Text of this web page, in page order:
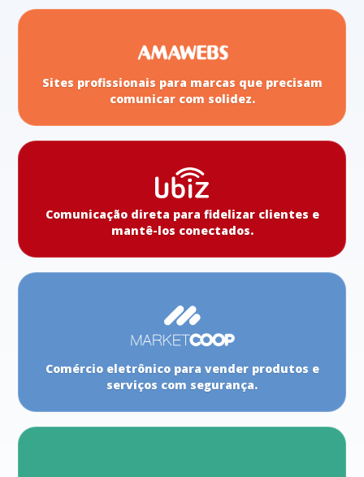
Sites profissionais para marcas que precisam
comunicar com solidez.
Comunicação direta para fidelizar clientes e
mantê-los conectados.
Comércio eletrônico para vender produtos e
serviços com segurança.